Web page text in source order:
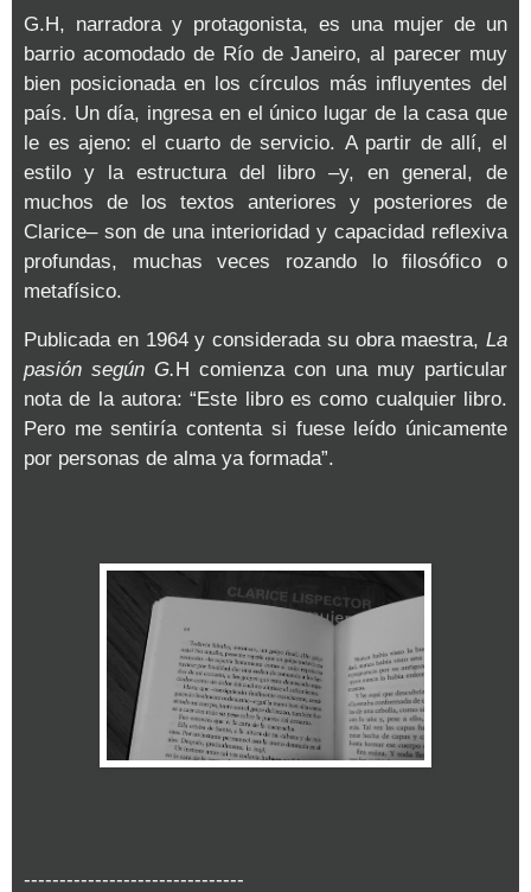
G.H, narradora y protagonista, es una mujer de un
barrio acomodado de Río de Janeiro, al parecer muy
bien posicionada en los círculos más influyentes del
país. Un día, ingresa en el único lugar de la casa que
le es ajeno: el cuarto de servicio. A partir de allí, el
estilo y la estructura del libro –y, en general, de
muchos de los textos anteriores y posteriores de
Clarice– son de una interioridad y capacidad reflexiva
profundas, muchas veces rozando lo filosófico o
metafísico.
Publicada en 1964 y considerada su obra maestra, La
pasión según G.H comienza con una muy particular
nota de la autora: “Este libro es como cualquier libro.
Pero me sentiría contenta si fuese leído únicamente
por personas de alma ya formada”.
-------------------------------